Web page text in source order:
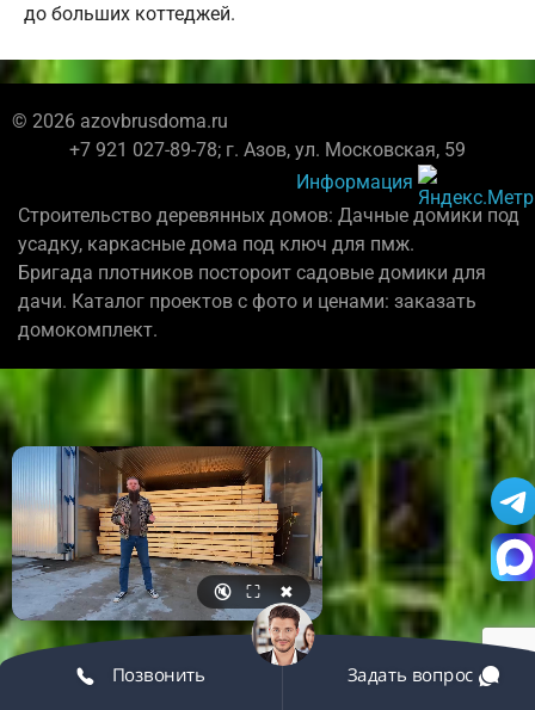
до больших коттеджей.
© 2026 azovbrusdoma.ru
+7 921 027-89-78; г. Азов, ул. Московская, 59
Информация
Строительство деревянных домов: Дачные домики под
усадку, каркасные дома под ключ для пмж.
Бригада плотников постороит садовые домики для
дачи. Каталог проектов с фото и ценами: заказать
домокомплект.
🔇 ⛶ ✖
Позвонить Задать вопрос